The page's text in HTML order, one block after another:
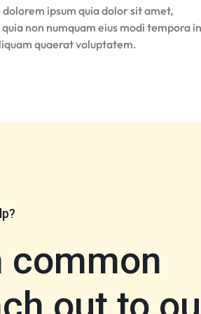
ipsum quia dolor sit amet,
non numquam eius modi tempora
quaerat voluptatem.
common
out to